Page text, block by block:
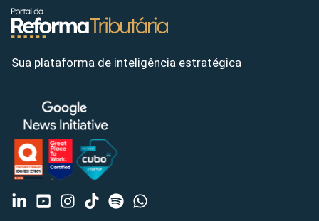
Sua plataforma de inteligência estratégica